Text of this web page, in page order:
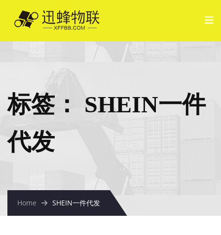
标签： SHEIN一件
代发
Home SHEIN一件代发